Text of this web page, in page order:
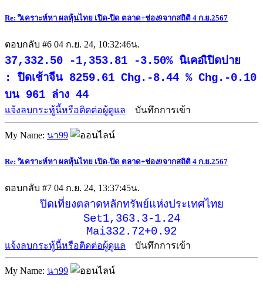
Re: วิเคราะห์หา ผลหุ้นไทย เปิด-ปิด ตลาด+ช่อง9จากสถิติ 4 ก.ย.2567
ตอบกลับ #6 04 ก.ย. 24, 10:32:46น.
37,332.50 -1,353.81 -3.50% นิเคอเิปิดบ่าย
: ปิดเช้าจีน 8259.61 Chg.-8.44 % Chg.-0.10
บน 961 ล่าง 44
แจ้งลบกระทู้นี้หรือติดต่อผู้ดูแล บันทึกการเข้า
My Name: นา99
Re: วิเคราะห์หา ผลหุ้นไทย เปิด-ปิด ตลาด+ช่อง9จากสถิติ 4 ก.ย.2567
ตอบกลับ #7 04 ก.ย. 24, 13:37:45น.
ปิดเที่ยงตลาดหลักทรัพย์แห่งประเทศไทย
Set1,363.3-1.24
Mai332.72+0.92
แจ้งลบกระทู้นี้หรือติดต่อผู้ดูแล บันทึกการเข้า
My Name: นา99